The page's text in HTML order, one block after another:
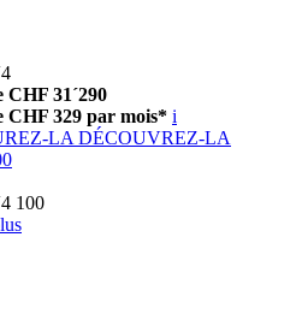
31´290
CHF 329 par mois* i
LA DÉCOUVREZ-LA
100